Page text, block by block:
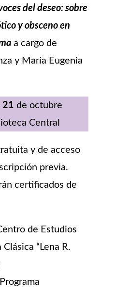
del deseo: sobre
y obsceno en
a cargo de
y María Eugenia
21 de octubre
Central
y de acceso
previa.
certificados de
de Estudios
“Lena R.